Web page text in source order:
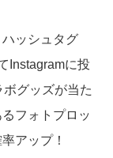
ッシュタグ
Instagramに投
グッズが当た
フォトプロッ
アップ！